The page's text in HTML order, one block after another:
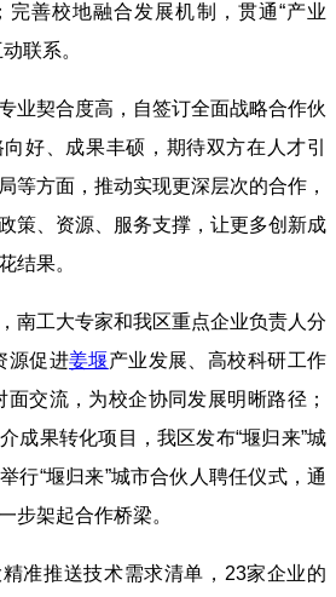
完善校地融合发展机制，贯通“产业
联系。
业契合度高，自签订全面战略合作伙
好、成果丰硕，期待双方在人才引
等方面，推动实现更深层次的合作，
策、资源、服务支撑，让更多创新成
结果。
南工大专家和我区重点企业负责人分
源促进姜堰产业发展、高校科研工作
面交流，为校企协同发展明晰路径；
成果转化项目，我区发布“堰归来”城
行“堰归来”城市合伙人聘任仪式，通
步架起合作桥梁。
准推送技术需求清单，23家企业的